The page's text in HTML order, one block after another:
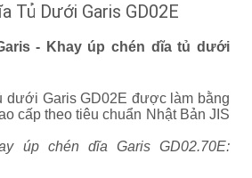
Tủ Dưới Garis GD02E
- Khay úp chén dĩa tủ dưới
dưới Garis GD02E được làm bằng
cấp theo tiêu chuẩn Nhật Bản JIS
úp chén dĩa Garis GD02.70E: